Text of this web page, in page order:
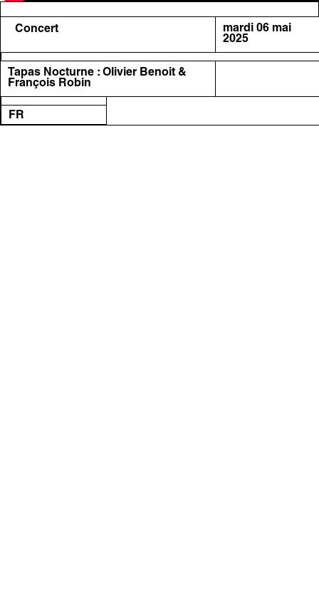
Concert
mardi 06 mai
2025
Tapas Nocturne : Olivier Benoit &
François Robin
FR